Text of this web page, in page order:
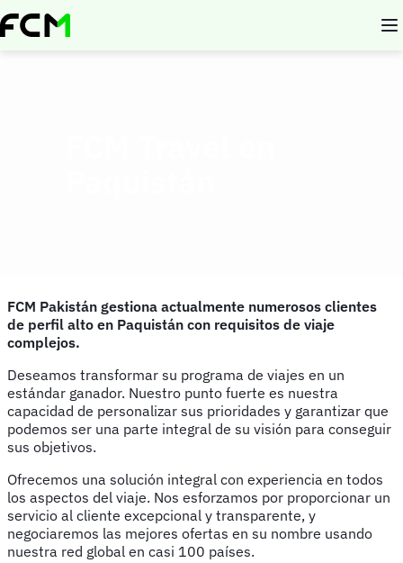
Pasar
al
FCM Pakistán gestiona actualmente numerosos clientes
de perfil alto en Paquistán con requisitos de viaje
complejos.
Deseamos transformar su programa de viajes en un
estándar ganador. Nuestro punto fuerte es nuestra
capacidad de personalizar sus prioridades y garantizar que
podemos ser una parte integral de su visión para conseguir
sus objetivos.
Ofrecemos una solución integral con experiencia en todos
los aspectos del viaje. Nos esforzamos por proporcionar un
servicio al cliente excepcional y transparente, y
negociaremos las mejores ofertas en su nombre usando
nuestra red global en casi 100 países.